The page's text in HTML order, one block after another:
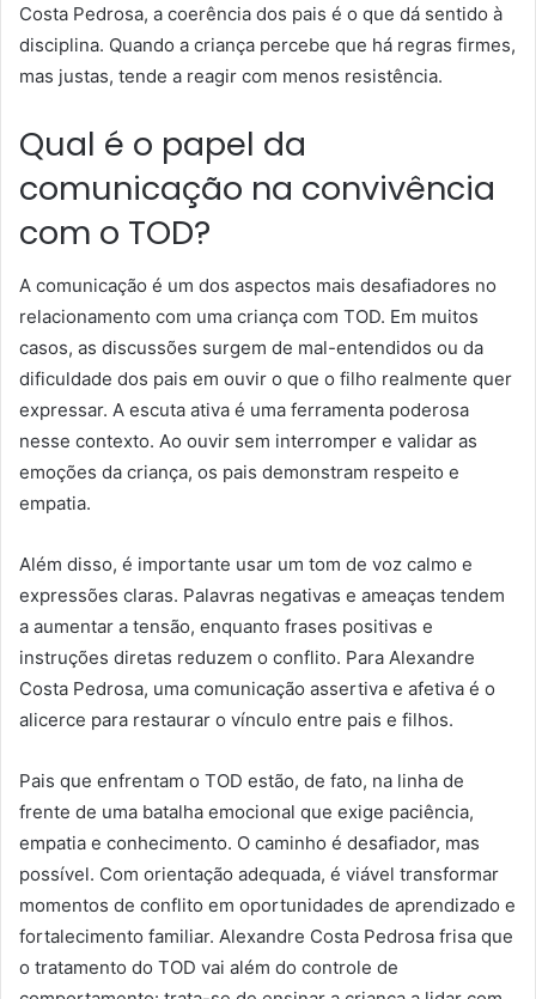
Costa Pedrosa, a coerência dos pais é o que dá sentido à
disciplina. Quando a criança percebe que há regras firmes,
mas justas, tende a reagir com menos resistência.
Qual é o papel da
comunicação na convivência
com o TOD?
A comunicação é um dos aspectos mais desafiadores no
relacionamento com uma criança com TOD. Em muitos
casos, as discussões surgem de mal-entendidos ou da
dificuldade dos pais em ouvir o que o filho realmente quer
expressar. A escuta ativa é uma ferramenta poderosa
nesse contexto. Ao ouvir sem interromper e validar as
emoções da criança, os pais demonstram respeito e
empatia.
Além disso, é importante usar um tom de voz calmo e
expressões claras. Palavras negativas e ameaças tendem
a aumentar a tensão, enquanto frases positivas e
instruções diretas reduzem o conflito. Para Alexandre
Costa Pedrosa, uma comunicação assertiva e afetiva é o
alicerce para restaurar o vínculo entre pais e filhos.
Pais que enfrentam o TOD estão, de fato, na linha de
frente de uma batalha emocional que exige paciência,
empatia e conhecimento. O caminho é desafiador, mas
possível. Com orientação adequada, é viável transformar
momentos de conflito em oportunidades de aprendizado e
fortalecimento familiar. Alexandre Costa Pedrosa frisa que
o tratamento do TOD vai além do controle de